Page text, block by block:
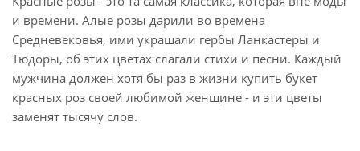
и времени. Алые розы дарили во времена
Средневековья, ими украшали гербы Ланкастеры и
Тюдоры, об этих цветах слагали стихи и песни. Каждый
мужчина должен хотя бы раз в жизни купить букет
красных роз своей любимой женщине - и эти цветы
заменят тысячу слов.